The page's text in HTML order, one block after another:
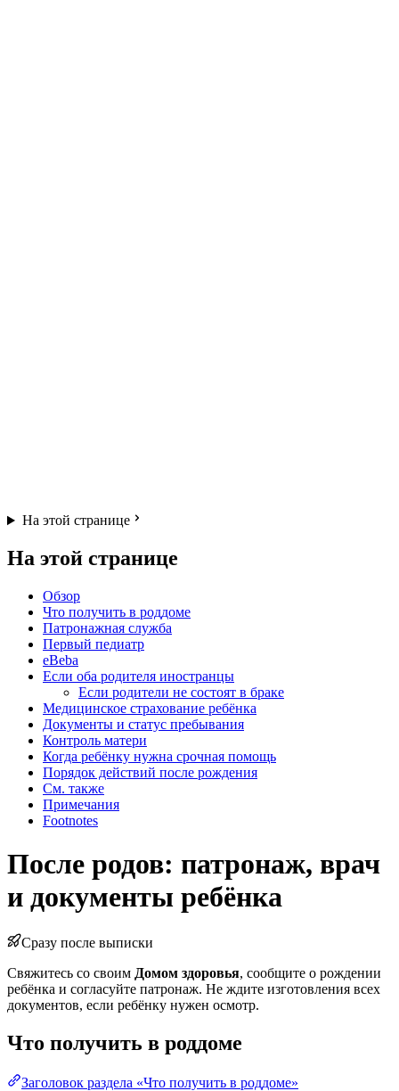
На этой странице
На этой странице
Обзор
Что получить в роддоме
Патронажная служба
Первый педиатр
eBeba
Если оба родителя иностранцы
Если родители не состоят в браке
Медицинское страхование ребёнка
Документы и статус пребывания
Контроль матери
Когда ребёнку нужна срочная помощь
Порядок действий после рождения
См. также
Примечания
Footnotes
После родов: патронаж, врач
и документы ребёнка
Сразу после выписки
Свяжитесь со своим Домом здоровья, сообщите о рождении
ребёнка и согласуйте патронаж. Не ждите изготовления всех
документов, если ребёнку нужен осмотр.
Что получить в роддоме
Заголовок раздела «Что получить в роддоме»